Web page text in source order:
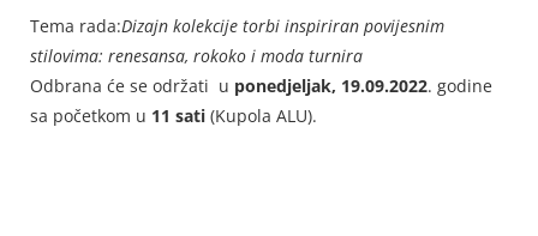
Tema rada:Dizajn kolekcije torbi inspiriran povijesnim
stilovima: renesansa, rokoko i moda turnira
Odbrana će se održati u ponedjeljak, 19.09.2022. godine
sa početkom u 11 sati (Kupola ALU).